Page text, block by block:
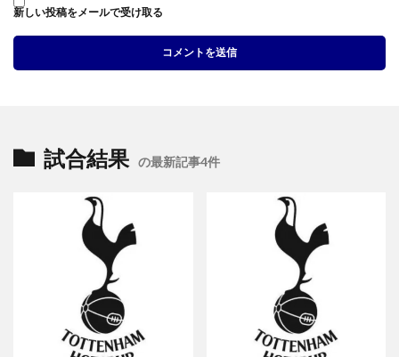
新しい投稿をメールで受け取る
試合結果 の最新記事4件